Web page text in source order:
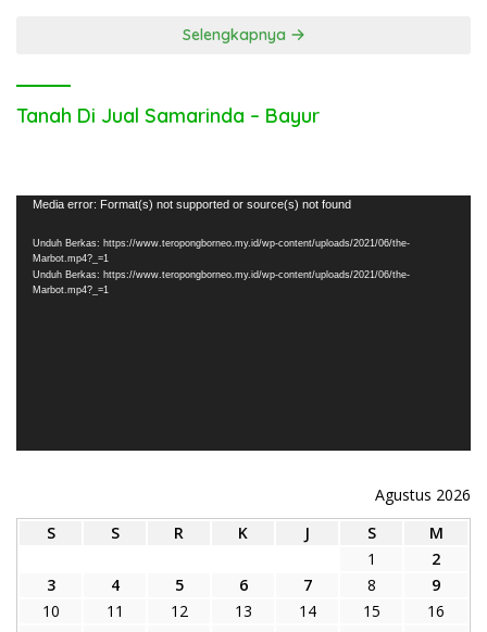
Selengkapnya
Tanah Di Jual Samarinda – Bayur
Pemutar
Media error: Format(s) not supported or source(s) not found
Unduh Berkas: https://www.teropongborneo.my.id/wp-content/uploads/2021/06/the-
Marbot.mp4?_=1
Unduh Berkas: https://www.teropongborneo.my.id/wp-content/uploads/2021/06/the-
Marbot.mp4?_=1
Agustus 2026
S
S R K J S
M
1
2
3
4 5 6 7 8
9
10
11 12 13 14 15
16